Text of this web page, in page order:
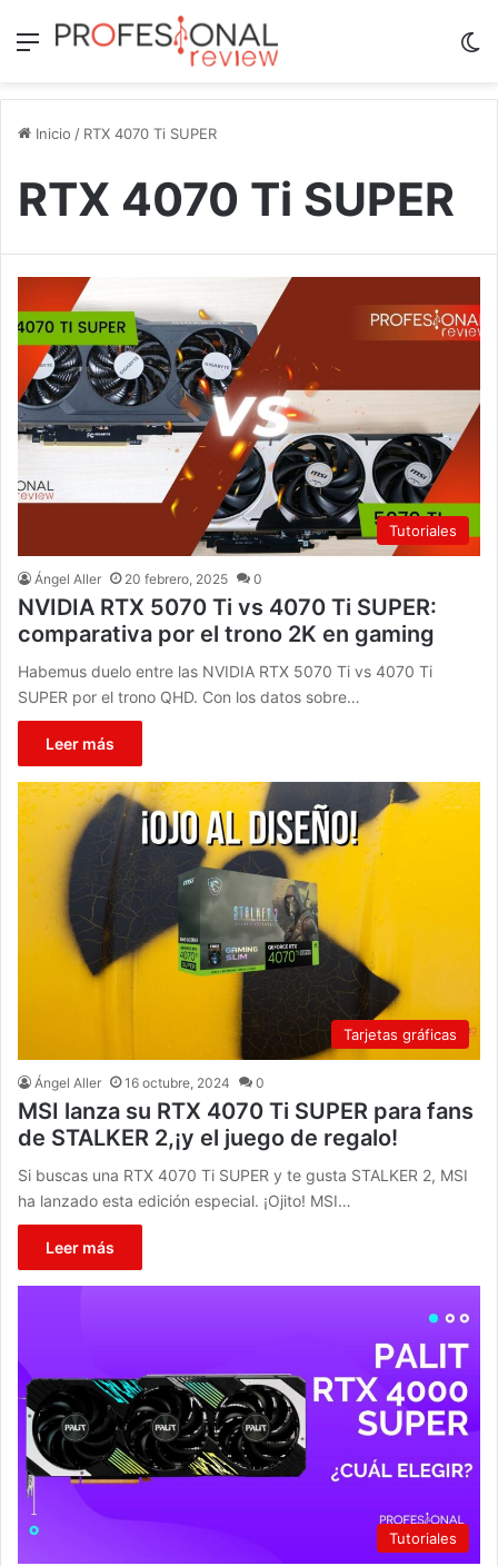
Menú
Inicio / RTX 4070 Ti SUPER
RTX 4070 Ti SUPER
Tutoriales
Ángel Aller 20 febrero, 2025 0
NVIDIA RTX 5070 Ti vs 4070 Ti SUPER:
comparativa por el trono 2K en gaming
Habemus duelo entre las NVIDIA RTX 5070 Ti vs 4070 Ti
SUPER por el trono QHD. Con los datos sobre…
Leer más
Tarjetas gráficas
Ángel Aller 16 octubre, 2024 0
MSI lanza su RTX 4070 Ti SUPER para fans
de STALKER 2,¡y el juego de regalo!
Si buscas una RTX 4070 Ti SUPER y te gusta STALKER 2, MSI
ha lanzado esta edición especial. ¡Ojito! MSI…
Leer más
Tutoriales